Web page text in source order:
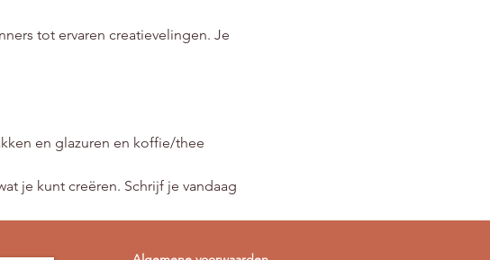
tot ervaren creatievelingen. Je
en glazuren en koffie/thee
je kunt creëren. Schrijf je vandaag